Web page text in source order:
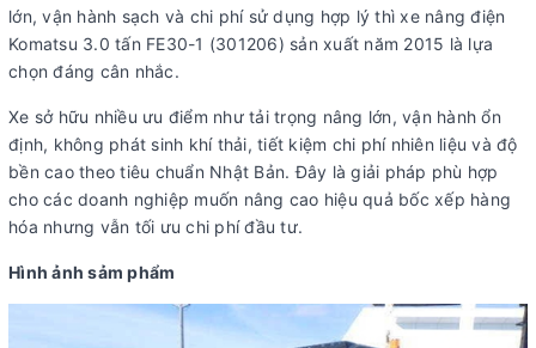
lớn, vận hành sạch và chi phí sử dụng hợp lý thì xe nâng điện
Komatsu 3.0 tấn FE30-1 (301206) sản xuất năm 2015 là lựa
chọn đáng cân nhắc.
Xe sở hữu nhiều ưu điểm như tải trọng nâng lớn, vận hành ổn
định, không phát sinh khí thải, tiết kiệm chi phí nhiên liệu và độ
bền cao theo tiêu chuẩn Nhật Bản. Đây là giải pháp phù hợp
cho các doanh nghiệp muốn nâng cao hiệu quả bốc xếp hàng
hóa nhưng vẫn tối ưu chi phí đầu tư.
Hình ảnh sảm phẩm